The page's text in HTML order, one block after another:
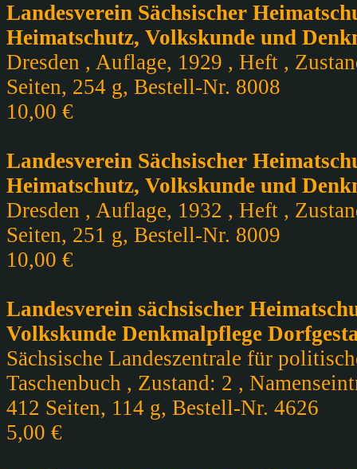
Landesverein Sächsischer
Heimatschutz, Volkskunde und
Dresden , Auflage, 1929 , Heft ,
Seiten, 254 g, Bestell-Nr. 8008
10,00 €
Landesverein Sächsischer
Heimatschutz, Volkskunde und
Dresden , Auflage, 1932 , Heft ,
Seiten, 251 g, Bestell-Nr. 8009
10,00 €
Landesverein sächsischer
Volkskunde Denkmalpflege
Sächsische Landeszentrale für
Taschenbuch , Zustand: 2 ,
412 Seiten, 114 g, Bestell-Nr. 4626
5,00 €